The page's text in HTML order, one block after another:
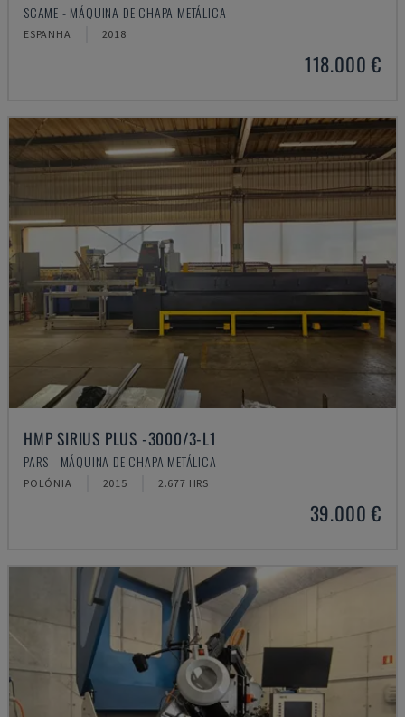
SCAME - MÁQUINA DE CHAPA METÁLICA
ESPANHA 2018
118.000 €
HMP SIRIUS PLUS -3000/3-L1
PARS - MÁQUINA DE CHAPA METÁLICA
POLÓNIA 2015 2.677 HRS
39.000 €